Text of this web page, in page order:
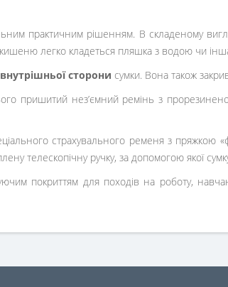
практичним рішенням. В складеному
легко кладеться пляшка з водою чи
сторони сумки. Вона також
пришитий нез’ємний ремінь з
страхувального ременя з пряжкою
телескопічну ручку, за допомогою якої
покриттям для походів на роботу,